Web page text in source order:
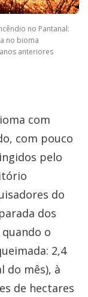
no Pantanal:
no bioma
anteriores
com
com pouco
pelo
do
dos
o
2,4
do mês), à
de hectares